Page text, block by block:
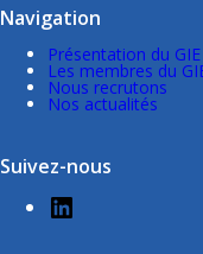
Navigation
Présentation du GIE
Les membres du
Nous recrutons
Nos actualités
Suivez-nous